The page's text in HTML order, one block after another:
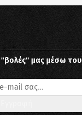
μας μέσω του